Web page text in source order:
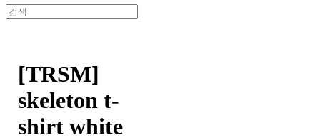
[TRSM]
skeleton t-
shirt white